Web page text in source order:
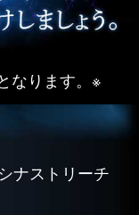
なります。※
ナストリーチ